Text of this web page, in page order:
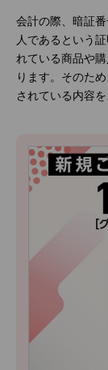
会計の際、暗証
人であるという
れている商品や
ります。そのた
されている内容